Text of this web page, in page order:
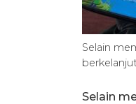
Selain
Selain